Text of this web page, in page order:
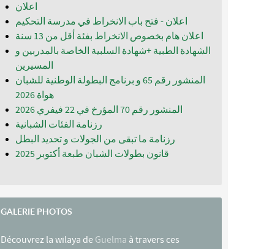
اعلان
اعلان - فتح باب الانخراط في مدرسة التحكيم
اعلان هام بخصوص الانخراط بفئة أقل من 13 سنة
الشهادة الطبية +شهادة السلبية الخاصة بالمدربين و
المسيرين
المنشور رقم 65 و برنامج البطولة الوطنية للشبان
المنشور رقم 70 المؤرخ في 22 فيفري 2026
رزنامة الفئات الشبانية
رزنامة ما تبقى من الجولات و تحديد البطل
قانون بطولات الشبان طبعة أكتوبر 2025
GALERIE PHOTOS
Découvrez la wilaya de Guelma à travers ces